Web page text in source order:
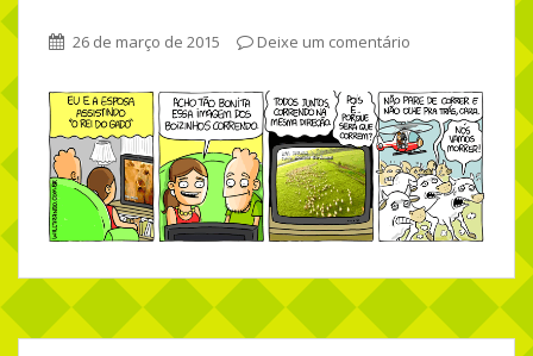
26 de março de 2015 Deixe um comentário